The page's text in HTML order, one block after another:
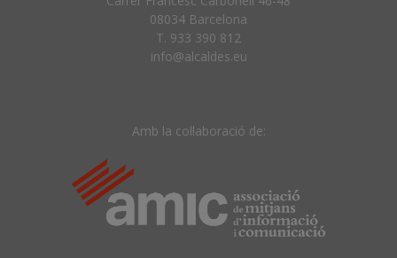
08034 Barcelona
T. 933 390 812
info@alcaldes.eu
Amb la col·laboració de: